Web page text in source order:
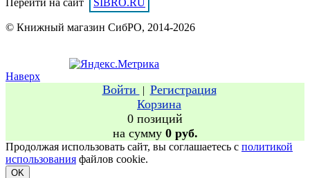
Перейти на сайт SIBRO.RU
© Книжный магазин СибРО, 2014-2026
Наверх
Войти | Регистрация
Корзина
0 позиций
на сумму 0 руб.
Продолжая использовать сайт, вы соглашаетесь с политикой
использования файлов cookie.
OK